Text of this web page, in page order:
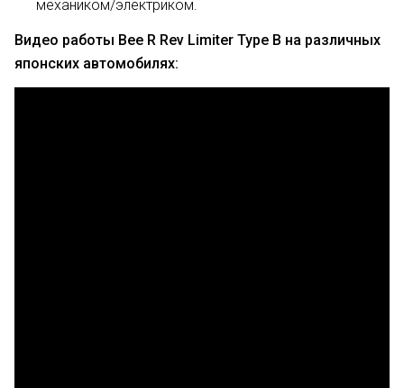
механиком/электриком.
Видео работы Bee R Rev Limiter Type B на различных
японских автомобилях: